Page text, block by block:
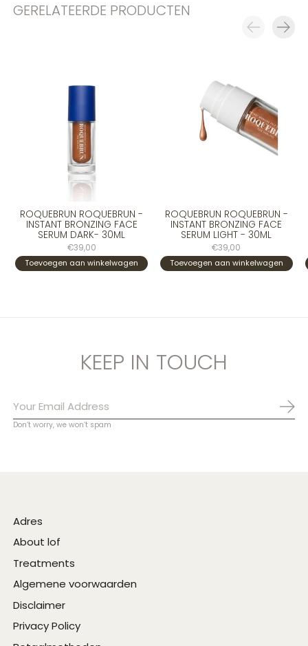
GERELATEERDE PRODUCTEN
ROQUEBRUN ROQUEBRUN -
INSTANT BRONZING FACE
SERUM DARK- 30ML
€39,00
Toevoegen aan winkelwagen
ROQUEBRUN ROQUEBRUN -
INSTANT BRONZING FACE
SERUM LIGHT - 30ML
€39,00
Toevoegen aan winkelwagen
KEEP IN TOUCH
Don’t worry, we won’t spam
Adres
About lof
Treatments
Algemene voorwaarden
Disclaimer
Privacy Policy